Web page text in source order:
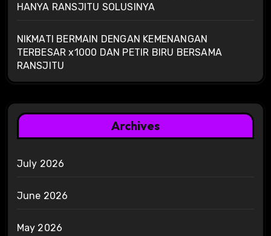
HANYA RANSJITU SOLUSINYA
NIKMATI BERMAIN DENGAN KEMENANGAN
TERBESAR x1000 DAN PETIR BIRU BERSAMA
RANSJITU
Archives
July 2026
June 2026
May 2026